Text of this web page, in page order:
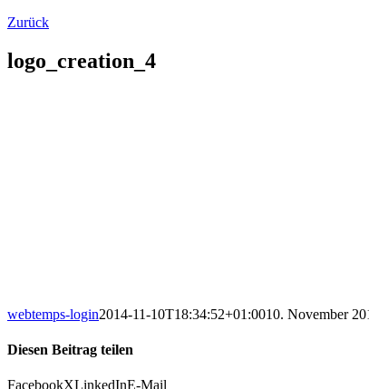
Zurück
logo_creation_4
webtemps-login2014-11-10T18:34:52+01:0010. November
Diesen Beitrag teilen
FacebookXLinkedInE-Mail